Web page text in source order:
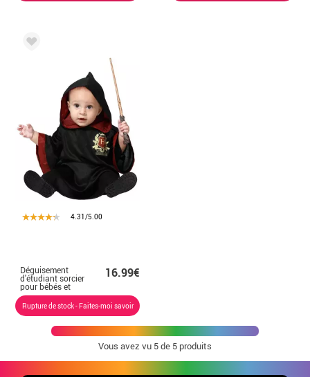
4.31/5.00
Déguisement
d'étudiant sorcier
pour bébés et
enfants
16.99€
Rupture de stock - Faites-moi savoir
Vous avez vu 5de 5 produits